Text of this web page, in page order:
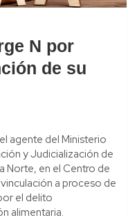
N por
de su
agente del Ministerio
y Judicialización de
Norte, en el Centro de
a proceso de
el delito
alimentaria.